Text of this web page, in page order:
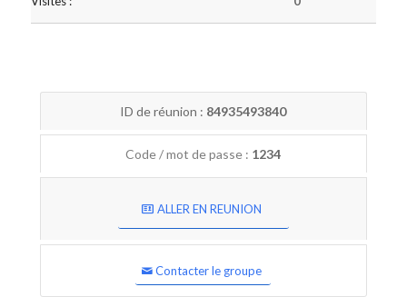
ID de réunion : 84935493840
Code / mot de passe : 1234
ALLER EN REUNION
Contacter le groupe